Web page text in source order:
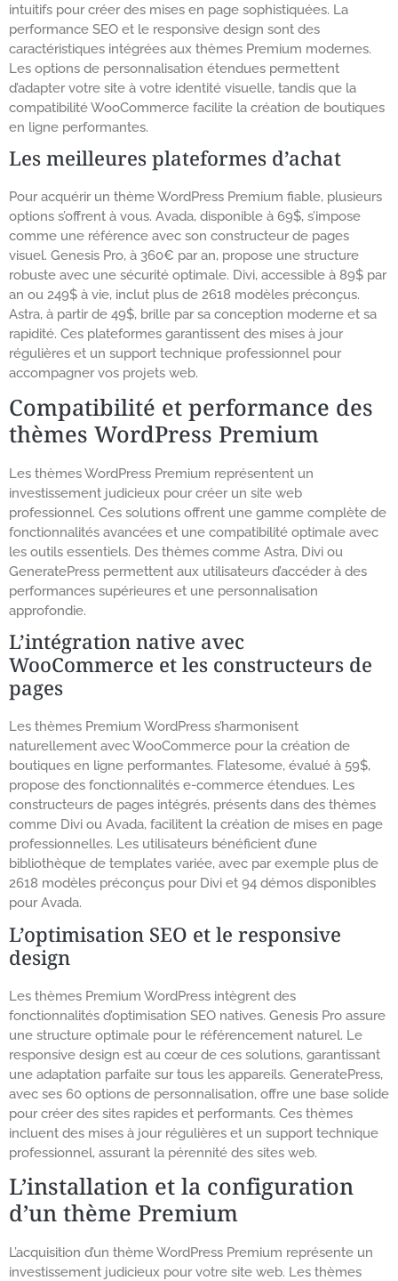
intuitifs pour créer des mises en page sophistiquées. La
performance SEO et le responsive design sont des
caractéristiques intégrées aux thèmes Premium modernes.
Les options de personnalisation étendues permettent
d’adapter votre site à votre identité visuelle, tandis que la
compatibilité WooCommerce facilite la création de boutiques
en ligne performantes.
Les meilleures plateformes d’achat
Pour acquérir un thème WordPress Premium fiable, plusieurs
options s’offrent à vous. Avada, disponible à 69$, s’impose
comme une référence avec son constructeur de pages
visuel. Genesis Pro, à 360€ par an, propose une structure
robuste avec une sécurité optimale. Divi, accessible à 89$ par
an ou 249$ à vie, inclut plus de 2618 modèles préconçus.
Astra, à partir de 49$, brille par sa conception moderne et sa
rapidité. Ces plateformes garantissent des mises à jour
régulières et un support technique professionnel pour
accompagner vos projets web.
Compatibilité et performance des
thèmes WordPress Premium
Les thèmes WordPress Premium représentent un
investissement judicieux pour créer un site web
professionnel. Ces solutions offrent une gamme complète de
fonctionnalités avancées et une compatibilité optimale avec
les outils essentiels. Des thèmes comme Astra, Divi ou
GeneratePress permettent aux utilisateurs d’accéder à des
performances supérieures et une personnalisation
approfondie.
L’intégration native avec
WooCommerce et les constructeurs de
pages
Les thèmes Premium WordPress s’harmonisent
naturellement avec WooCommerce pour la création de
boutiques en ligne performantes. Flatesome, évalué à 59$,
propose des fonctionnalités e-commerce étendues. Les
constructeurs de pages intégrés, présents dans des thèmes
comme Divi ou Avada, facilitent la création de mises en page
professionnelles. Les utilisateurs bénéficient d’une
bibliothèque de templates variée, avec par exemple plus de
2618 modèles préconçus pour Divi et 94 démos disponibles
pour Avada.
L’optimisation SEO et le responsive
design
Les thèmes Premium WordPress intègrent des
fonctionnalités d’optimisation SEO natives. Genesis Pro assure
une structure optimale pour le référencement naturel. Le
responsive design est au cœur de ces solutions, garantissant
une adaptation parfaite sur tous les appareils. GeneratePress,
avec ses 60 options de personnalisation, offre une base solide
pour créer des sites rapides et performants. Ces thèmes
incluent des mises à jour régulières et un support technique
professionnel, assurant la pérennité des sites web.
L’installation et la configuration
d’un thème Premium
L’acquisition d’un thème WordPress Premium représente un
investissement judicieux pour votre site web. Les thèmes